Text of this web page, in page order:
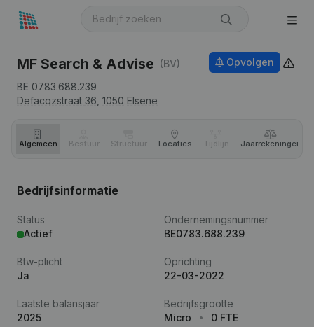
MF Search & Advise (BV)
BE 0783.688.239
Defacqzstraat 36, 1050 Elsene
Opvolgen
Algemeen Bestuur Structuur Locaties Tijdlijn Jaar­rekeningen
Bedrijfsinformatie
Status
Actief
Ondernemingsnummer
BE0783.688.239
Btw-plicht
Ja
Oprichting
22-03-2022
Laatste balansjaar
2025
Bedrijfsgrootte
Micro
0 FTE